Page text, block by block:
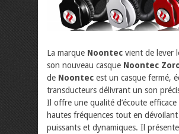
La marque Noontec vient de lever
son nouveau casque Noontec
de Noontec est un casque fermé,
transducteurs délivrant un son
Il offre une qualité d’écoute efficace
hautes fréquences tout en
puissants et dynamiques. Il